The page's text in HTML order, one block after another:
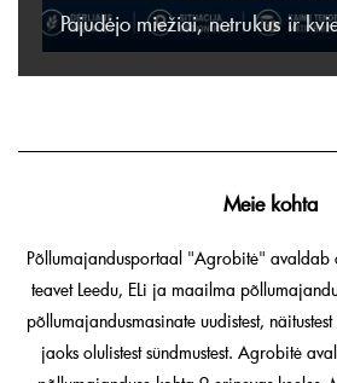
Pajudėjo miežiai, netrukus ir
Meie kohta
Põllumajandusportaal "Agrobitė" avaldab
teavet Leedu, ELi ja maailma
põllumajandusmasinate uudistest,
jaoks olulistest sündmustest. Agrobitė